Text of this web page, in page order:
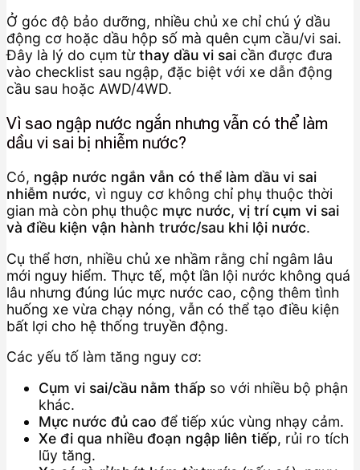
Ở góc độ bảo dưỡng, nhiều chủ xe chỉ chú ý dầu
động cơ hoặc dầu hộp số mà quên cụm cầu/vi sai.
Đây là lý do cụm từthay dầu vi sai cần được đưa
vào checklist sau ngập, đặc biệt với xe dẫn động
cầu sau hoặc AWD/4WD.
Vì sao ngập nước ngắn nhưng vẫn có thể làm
dầu vi sai bị nhiễm nước?
Có, ngập nước ngắn vẫn có thể làm dầu vi sai
nhiễm nước, vì nguy cơ không chỉ phụ thuộc thời
gian mà còn phụ thuộc mực nước, vị trí cụm vi sai
và điều kiện vận hành trước/sau khi lội nước.
Cụ thể hơn, nhiều chủ xe nhầm rằng chỉ ngâm lâu
mới nguy hiểm. Thực tế, một lần lội nước không quá
lâu nhưng đúng lúc mực nước cao, cộng thêm tình
huống xe vừa chạy nóng, vẫn có thể tạo điều kiện
bất lợi cho hệ thống truyền động.
Các yếu tố làm tăng nguy cơ:
Cụm vi sai/cầu nằm thấp so với nhiều bộ phận
khác.
Mực nước đủ cao để tiếp xúc vùng nhạy cảm.
Xe đi qua nhiều đoạn ngập liên tiếp, rủi ro tích
lũy tăng.